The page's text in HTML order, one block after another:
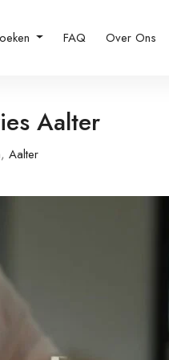
FAQ Over Ons
Aalter
, Aalter